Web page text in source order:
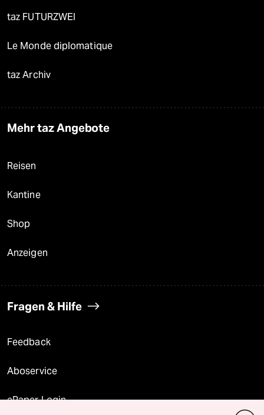
taz FUTURZWEI
Le Monde diplomatique
taz Archiv
Mehr taz Angebote
Reisen
Kantine
Shop
Anzeigen
Fragen & Hilfe
Feedback
Aboservice
ePaper Login